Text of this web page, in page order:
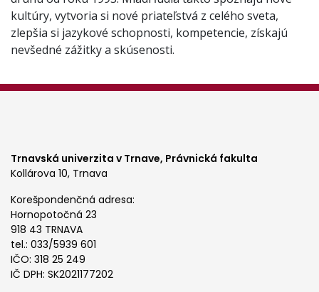
kultúry, vytvoria si nové priateľstvá z celého sveta,
zlepšia si jazykové schopnosti, kompetencie, získajú
nevšedné zážitky a skúsenosti.
Trnavská univerzita v Trnave, Právnická fakulta
Kollárova 10, Trnava
Korešpondenčná adresa:
Hornopotočná 23
918 43 TRNAVA
tel.: 033/5939 601
IČO: 318 25 249
IČ DPH: SK2021177202